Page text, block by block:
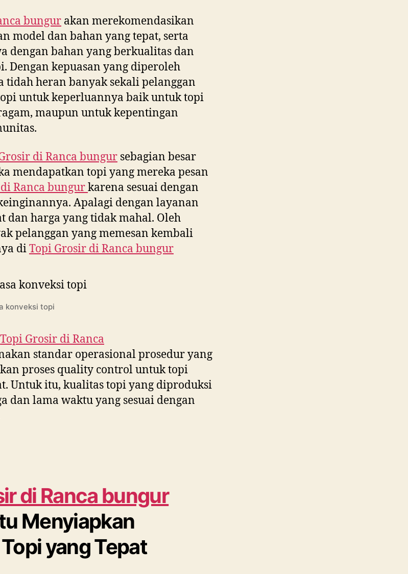
bungur akan merekomendasikan
model dan bahan yang tepat, serta
dengan bahan yang berkualitas dan
Dengan kepuasan yang diperoleh
tidah heran banyak sekali pelanggan
untuk keperluannya baik untuk topi
maupun untuk kepentingan
diRanca bungur sebagian besar
mendapatkan topi yang mereka pesan
Ranca bungurkarena sesuai dengan
Apalagi dengan layanan
dan harga yang tidak mahal. Oleh
pelanggan yang memesan kembali
diTopi Grosir diRanca bungur
konveksi topi
Topi Grosir diRanca
standar operasional prosedur yang
proses quality control untuk topi
Untuk itu, kualitas topi yang diproduksi
dan lama waktu yang sesuai dengan
di Ranca bungur
Menyiapkan
yang Tepat